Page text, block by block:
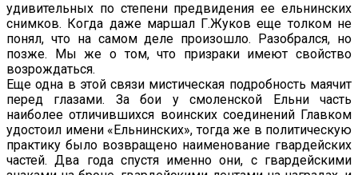
удивительных по степени предвидения ее ельнинских
снимков. Когда даже маршал Г.Жуков еще толком не
понял, что на самом деле произошло. Разобрался, но
позже. Мы же о том, что призраки имеют свойство
возрождаться.
Еще одна в этой связи мистическая подробность маячит
перед глазами. За бои у смоленской Ельни часть
наиболее отличившихся воинских соединений Главком
удостоил имени «Ельнинских», тогда же в политическую
практику было возвращено наименование гвардейских
частей. Два года спустя именно они, с гвардейскими